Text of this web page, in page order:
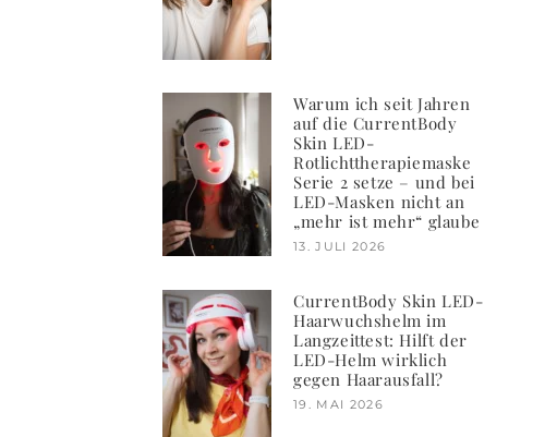
Warum ich seit Jahren
auf die CurrentBody
Skin LED-
Rotlichttherapiemaske
Serie 2 setze – und bei
LED-Masken nicht an
„mehr ist mehr“ glaube
13. JULI 2026
CurrentBody Skin LED-
Haarwuchshelm im
Langzeittest: Hilft der
LED-Helm wirklich
gegen Haarausfall?
19. MAI 2026